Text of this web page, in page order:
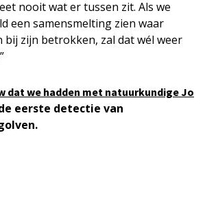
nooit wat er tussen zit. Als we
een samensmelting zien waar
zijn betrokken, zal dat wél weer
dat we hadden met natuurkundige Jo
eerste detectie van